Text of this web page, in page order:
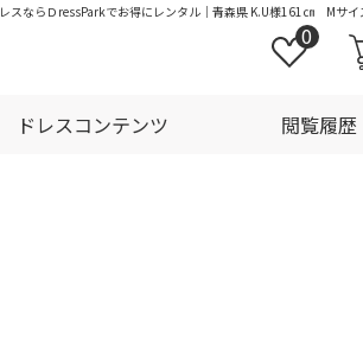
スならＤressParkでお得にレンタル｜青森県 K.U様161㎝ Mサイ
ドレスコンテンツ 閲覧履歴
0